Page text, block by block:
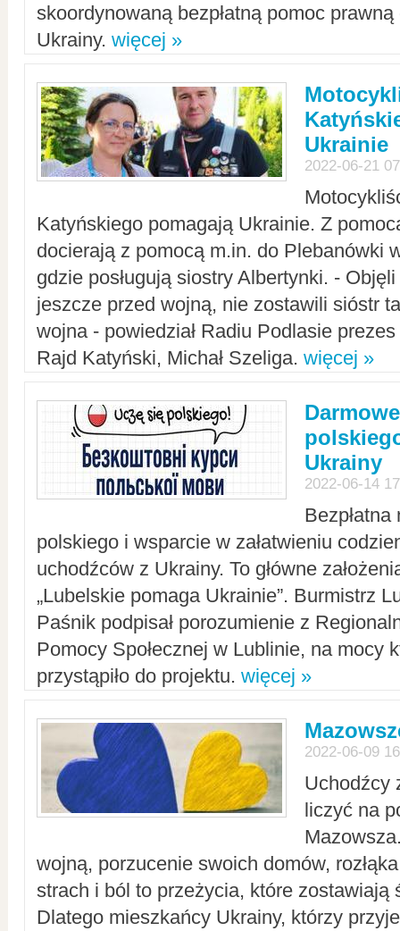
skoordynowaną bezpłatną pomoc
Ukrainy. więcej »
Ukrainie
2022-06-21
Katyńskiego pomagają Ukrainie. Z
docierają z pomocą m.in. do Plebanówki
gdzie posługują siostry Albertynki. -
jeszcze przed wojną, nie zostawili sióstr
wojna - powiedział Radiu Podlasie
Rajd Katyński, Michał Szeliga. więcej »
Ukrainy
2022-06-14
polskiego i wsparcie w załatwieniu
uchodźców z Ukrainy. To główne
„Lubelskie pomaga Ukrainie”. Burmistrz
Paśnik podpisał porozumienie z
Pomocy Społecznej w Lublinie, na mocy
przystąpiło do projektu. więcej »
2022-06-09
Uchodźcy
liczyć na
wojną, porzucenie swoich domów,
strach i ból to przeżycia, które zostawiają
Dlatego mieszkańcy Ukrainy, którzy